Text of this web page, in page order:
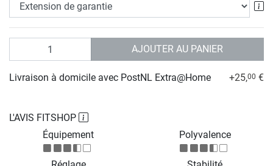
AJOUTER AU PANIER
L'AVIS FITSHOP
Équipement
Polyvalence
Livraison à domicile avec PostNL Extra@Home +25,00 €